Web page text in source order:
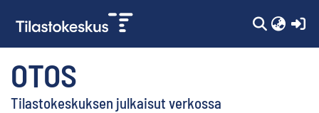
OTOS
Tilastokeskuksen julkaisut verkossa